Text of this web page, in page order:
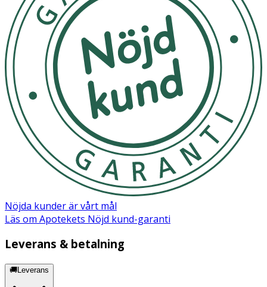
Nöjda kunder är vårt mål
Läs om Apotekets Nöjd kund-garanti
Leverans & betalning
🚚Leverans